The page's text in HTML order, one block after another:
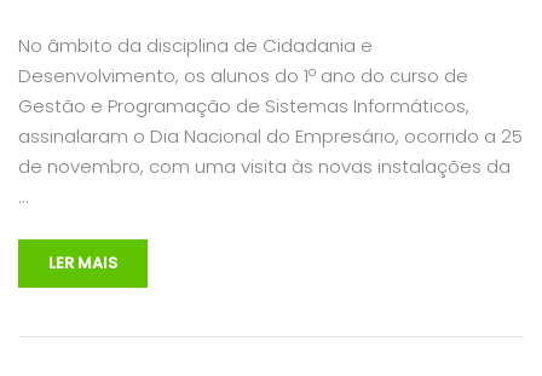
No âmbito da disciplina de Cidadania e
Desenvolvimento, os alunos do 1º ano do curso de
Gestão e Programação de Sistemas Informáticos,
assinalaram o Dia Nacional do Empresário, ocorrido a 25
de novembro, com uma visita às novas instalações da
…
LER MAIS